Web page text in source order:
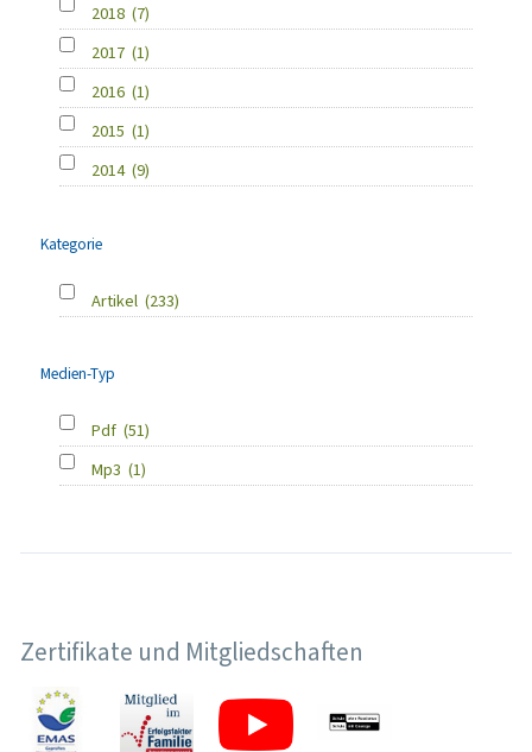
2018 (7)
2017 (1)
2016 (1)
2015 (1)
2014 (9)
Kategorie
Artikel (233)
Medien-Typ
Pdf (51)
Mp3 (1)
Zertifikate und Mitgliedschaften